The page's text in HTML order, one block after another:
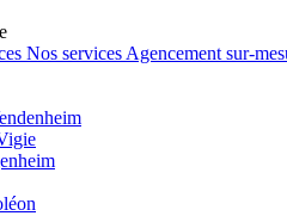
Nos services Agencement sur-